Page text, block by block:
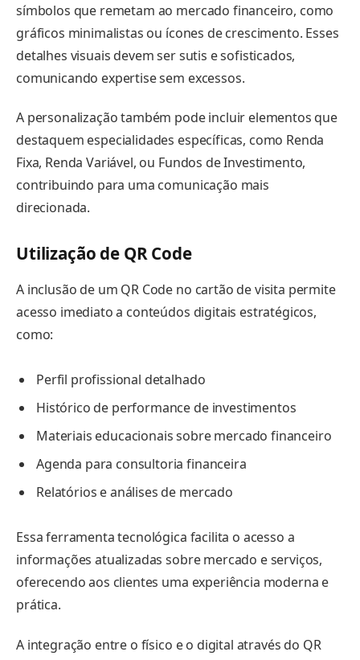
símbolos que remetam ao mercado financeiro, como
gráficos minimalistas ou ícones de crescimento. Esses
detalhes visuais devem ser sutis e sofisticados,
comunicando expertise sem excessos.
A personalização também pode incluir elementos que
destaquem especialidades específicas, como Renda
Fixa, Renda Variável, ou Fundos de Investimento,
contribuindo para uma comunicação mais
direcionada.
Utilização de QR Code
A inclusão de um QR Code no cartão de visita permite
acesso imediato a conteúdos digitais estratégicos,
como:
Perfil profissional detalhado
Histórico de performance de investimentos
Materiais educacionais sobre mercado financeiro
Agenda para consultoria financeira
Relatórios e análises de mercado
Essa ferramenta tecnológica facilita o acesso a
informações atualizadas sobre mercado e serviços,
oferecendo aos clientes uma experiência moderna e
prática.
A integração entre o físico e o digital através do QR